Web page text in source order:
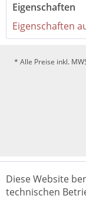
Eigenschaften
Eigenschaften
* Alle Preise inkl.
Diese Website
technischen